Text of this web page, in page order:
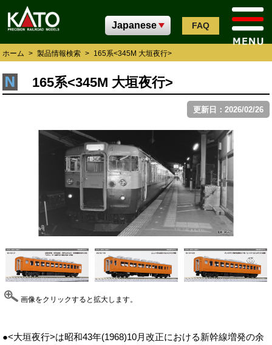
FAQ
ホーム > 製品情報検索 > 165系<345M 大垣夜行>
165系<345M 大垣夜行>
更新日：2026/02/26
画像をクリックすると拡大します。
●<大垣夜行>は昭和43年(1968)10月改正における新幹線増発の余